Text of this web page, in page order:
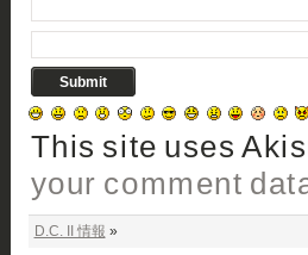
This site uses
your comment
D.C. II 情報 »